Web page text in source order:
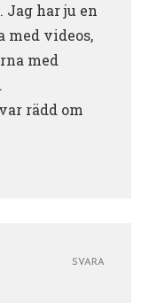
har ju en
med videos,
med
rädd om
SVARA